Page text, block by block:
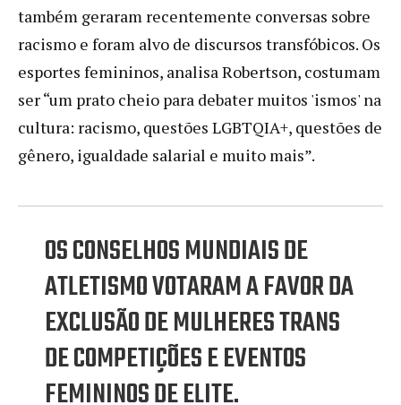
também geraram recentemente conversas sobre
racismo e foram alvo de discursos transfóbicos. Os
esportes femininos, analisa Robertson, costumam
ser “um prato cheio para debater muitos 'ismos' na
cultura: racismo, questões LGBTQIA+, questões de
gênero, igualdade salarial e muito mais”.
OS CONSELHOS MUNDIAIS DE
ATLETISMO VOTARAM A FAVOR DA
EXCLUSÃO DE MULHERES TRANS
DE COMPETIÇÕES E EVENTOS
FEMININOS DE ELITE.